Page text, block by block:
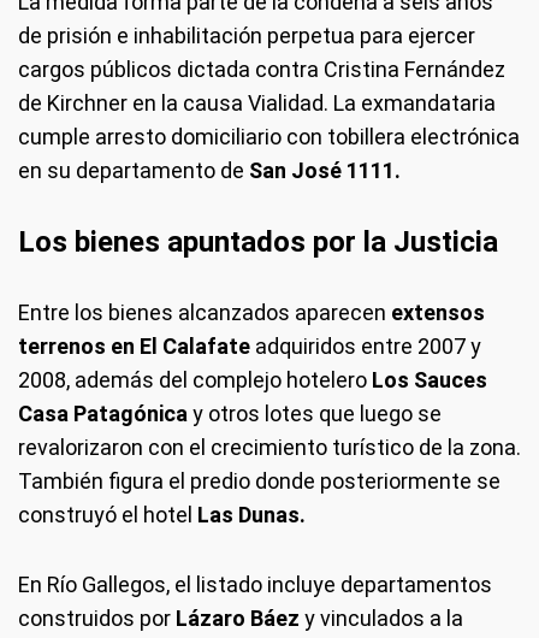
de prisión e inhabilitación perpetua para ejercer
cargos públicos dictada contra Cristina Fernández
de Kirchner en la causa Vialidad. La exmandataria
cumple arresto domiciliario con tobillera electrónica
en su departamento de San José 1111.
Los bienes apuntados por la Justicia
Entre los bienes alcanzados aparecen extensos
terrenos en El Calafate adquiridos entre 2007 y
2008, además del complejo hotelero Los Sauces
Casa Patagónicay otros lotes que luego se
revalorizaron con el crecimiento turístico de la zona.
También figura el predio donde posteriormente se
construyó el hotel Las Dunas.
En Río Gallegos, el listado incluye departamentos
construidos por Lázaro Báez y vinculados a la